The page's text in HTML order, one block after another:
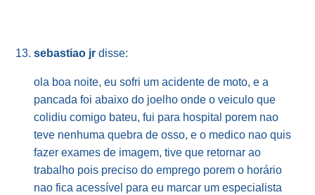
sebastiao jr disse:
ola boa noite, eu sofri um acidente de moto, e a
pancada foi abaixo do joelho onde o veiculo que
colidiu comigo bateu, fui para hospital porem nao
teve nenhuma quebra de osso, e o medico nao quis
fazer exames de imagem, tive que retornar ao
trabalho pois preciso do emprego porem o horário
nao fica acessível para eu marcar um especialista